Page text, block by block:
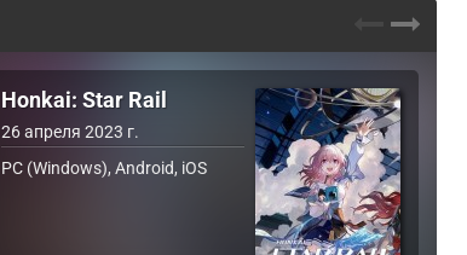
Honkai: Star Rail
26 апреля 2023 г.
PC (Windows), Android, iOS